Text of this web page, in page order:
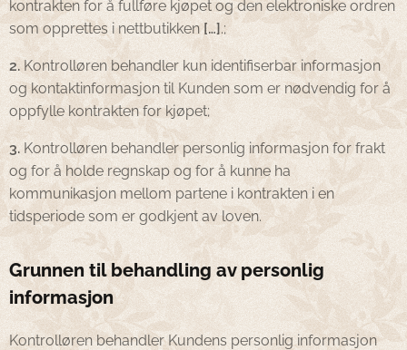
kontrakten for å fullføre kjøpet og den elektroniske ordren
som opprettes i nettbutikken[…].;
2. Kontrolløren behandler kun identifiserbar informasjon
og kontaktinformasjon til Kunden som er nødvendig for å
oppfylle kontrakten for kjøpet;
3. Kontrolløren behandler personlig informasjon for frakt
og for å holde regnskap og for å kunne ha
kommunikasjon mellom partene i kontrakten i en
tidsperiode som er godkjent av loven.
Grunnen til behandling av personlig
informasjon
Kontrolløren behandler Kundens personlig informasjon